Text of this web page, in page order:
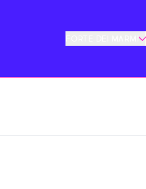
FORTE DEI MARMI